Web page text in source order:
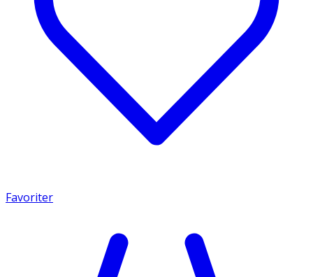
Favoriter